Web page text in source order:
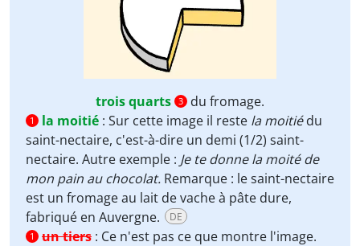
trois quarts 3 du fromage.
1 la moitié : Sur cette image il reste la moitiédu
saint-nectaire, c'est-à-dire un demi (1/2) saint-
nectaire. Autre exemple : Je te donne la moité de
mon pain au chocolat. Remarque : le saint-nectaire
est un fromage au lait de vache à pâte dure,
fabriqué en Auvergne.
DE
1 un tiers : Ce n'est pas ce que montre l'image.